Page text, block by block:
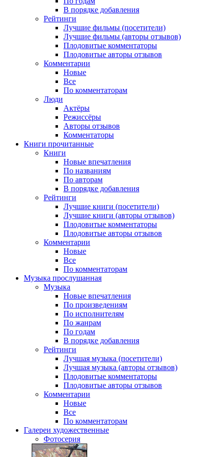
В порядке добавления
Рейтинги
Лучшие фильмы (посетители)
Лучшие фильмы (авторы отзывов)
Плодовитые комментаторы
Плодовитые авторы отзывов
Комментарии
Новые
Все
По комментаторам
Люди
Актёры
Режиссёры
Авторы отзывов
Комментаторы
Книги прочитанные
Книги
Новые впечатления
По названиям
По авторам
В порядке добавления
Рейтинги
Лучшие книги (посетители)
Лучшие книги (авторы отзывов)
Плодовитые комментаторы
Плодовитые авторы отзывов
Комментарии
Новые
Все
По комментаторам
Музыка прослушанная
Музыка
Новые впечатления
По произведениям
По исполнителям
По жанрам
По годам
В порядке добавления
Рейтинги
Лучшая музыка (посетители)
Лучшая музыка (авторы отзывов)
Плодовитые комментаторы
Плодовитые авторы отзывов
Комментарии
Новые
Все
По комментаторам
Галереи художественные
Фотосерия